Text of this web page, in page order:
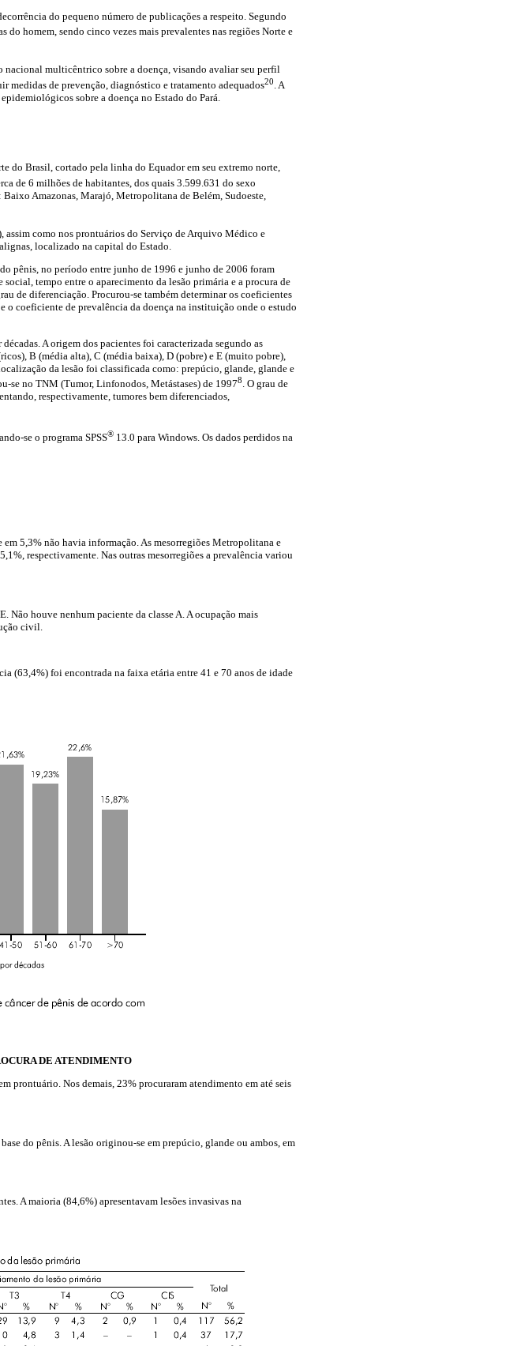
do pequeno número de publicações a respeito. Segundo
do homem, sendo cinco vezes mais prevalentes nas regiões Norte e
multicêntrico sobre a doença, visando avaliar seu perfil
medidas de prevenção, diagnóstico e tratamento adequados20 . A
sobre a doença no Estado do Pará.
do Brasil, cortado pela linha do Equador em seu extremo norte,
de 6 milhões de habitantes, dos quais 3.599.631 do sexo
Baixo Amazonas, Marajó, Metropolitana de Belém, Sudoeste,
como nos prontuários do Serviço de Arquivo Médico e
localizado na capital do Estado.
pênis, no período entre junho de 1996 e junho de 2006 foram
tempo entre o aparecimento da lesão primária e a procura de
de diferenciação. Procurou-se também determinar os coeficientes
o coeficiente de prevalência da doença na instituição onde o estudo
A origem dos pacientes foi caracterizada segundo as
B (média alta), C (média baixa), D (pobre) e E (muito pobre),
da lesão foi classificada como: prepúcio, glande, glande e
se no TNM (Tumor, Linfonodos, Metástases) de 19978 . O grau de
respectivamente, tumores bem diferenciados,
se o programa SPSS® 13.0 para Windows. Os dados perdidos na
5,3% não havia informação. As mesorregiões Metropolitana e
respectivamente. Nas outras mesorregiões a prevalência variou
Não houve nenhum paciente da classe A. A ocupação mais
civil.
(63,4%) foi encontrada na faixa etária entre 41 e 70 anos de idade
DE ATENDIMENTO
prontuário. Nos demais, 23% procuraram atendimento em até seis
do pênis. A lesão originou-se em prepúcio, glande ou ambos, em
A maioria (84,6%) apresentavam lesões invasivas na